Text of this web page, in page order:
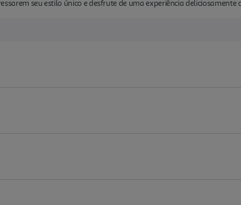
seu estilo único e desfrute de uma experiência deliciosamente